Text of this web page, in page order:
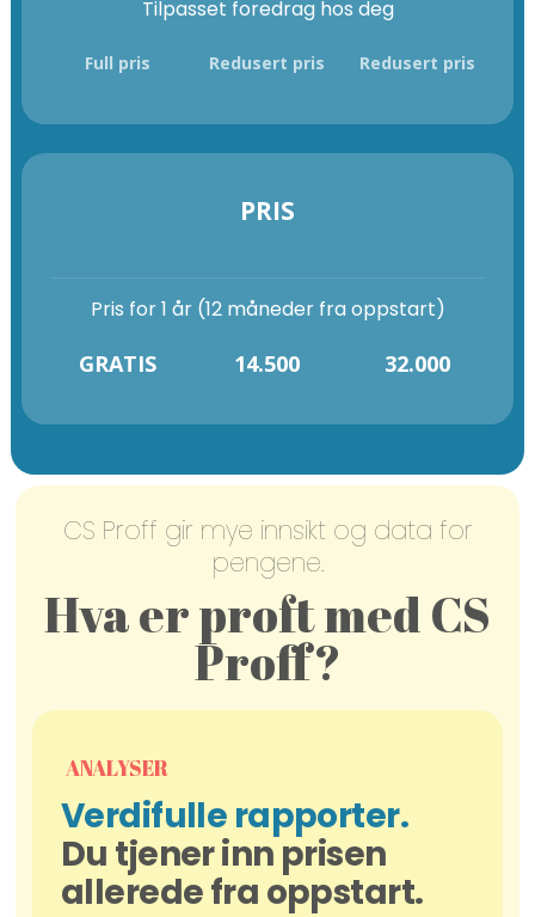
Tilpasset foredrag hos deg
Full pris Redusert pris Redusert pris
PRIS
Pris for 1 år (12 måneder fra oppstart)
GRATIS 14.500 32.000
CS Proff gir mye innsikt og data for
pengene.
Hva er proft med CS
Proff?
ANALYSER
Verdifulle rapporter.
Du tjener inn prisen
allerede fra oppstart.